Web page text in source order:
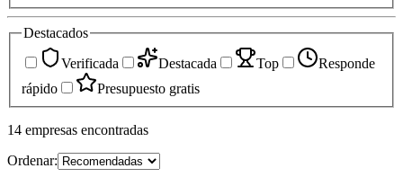
Destacados
Verificada
Destacada Top
Responde
rápido
Presupuesto gratis
14 empresas encontradas
Ordenar: